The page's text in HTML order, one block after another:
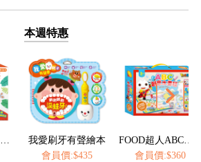
本週特惠
我愛刷牙有聲繪本
會員價:$435
FOOD超人ABC水畫毯
會員價:$360